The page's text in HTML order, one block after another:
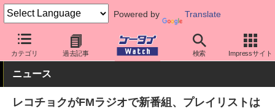
Powered by Translate
カテゴリ 過去記事 検索 Impressサイト
ケータイ Watch キャリア ドコモ アプリ・サービス
ニュース
レコチョクがFMラジオで新番組、プレイリストは